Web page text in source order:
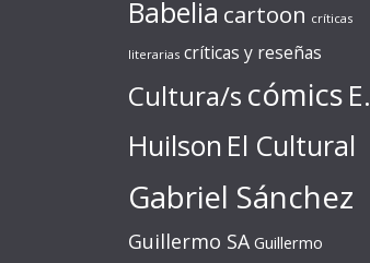
Babelia cartoon críticas
literarias críticas y reseñas
Cultura/s cómics E.
Huilson El Cultural
Gabriel Sánchez
Guillermo SA Guillermo